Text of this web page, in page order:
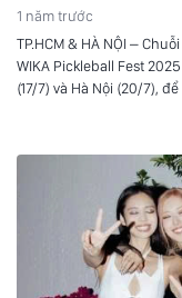
1 năm trước
TP.HCM & HÀ NỘI –
WIKA Pickleball Fest
(17/7) và Hà Nội (20/7),
cách tổ chức, lan tỏa